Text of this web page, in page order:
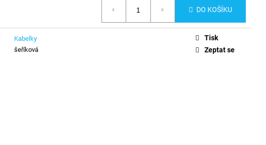
DO KOŠÍKU
Kabelky
šeříková
Tisk
Zeptat se